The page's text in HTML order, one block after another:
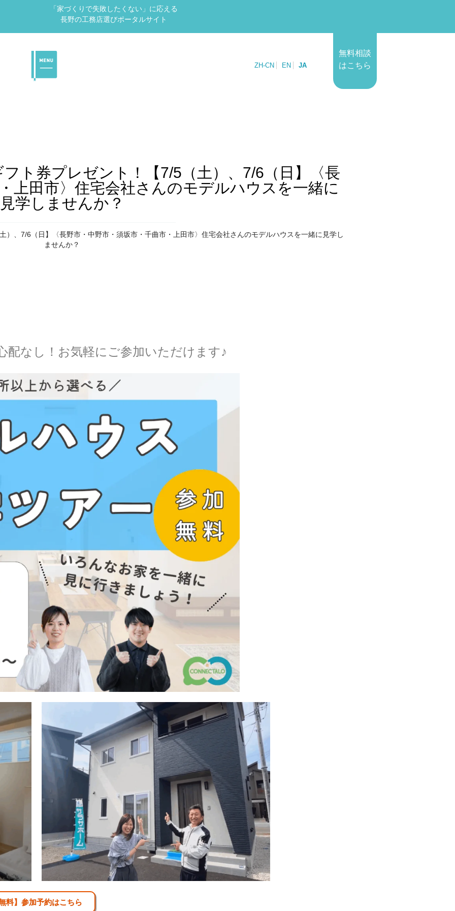
「家づくりで失敗したくない」に応える
長野の工務店選びポータルサイト
ZH-CN EN JA
無料相談
はこちら
ト券プレゼント！【7/5（土）、7/6（日】〈長
上田市〉住宅会社さんのモデルハウスを一緒に
見学しませんか？
、7/6（日】〈長野市・中野市・須坂市・千曲市・上田市〉住宅会社さんのモデルハウスを一緒に見学し
ませんか？
配なし！お気軽にご参加いただけます♪
料】参加予約はこちら